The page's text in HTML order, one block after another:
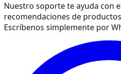
Nuestro soporte te ayuda con
recomendaciones de
Escríbenos simplemente por